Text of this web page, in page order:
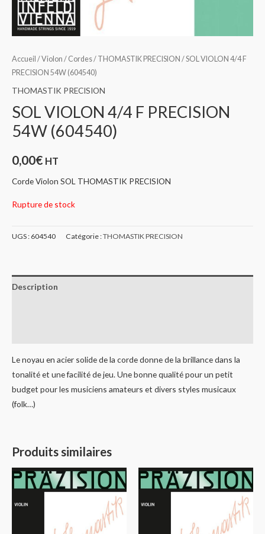
Accueil /Violon / Cordes/ THOMASTIK PRECISION / SOL VIOLON 4/4 F
PRECISION 54W (604540)
THOMASTIK PRECISION
SOL VIOLON 4/4 F PRECISION
54W (604540)
0,00€ HT
Corde Violon SOL THOMASTIK PRECISION
Rupture de stock
UGS : 604540 Catégorie :THOMASTIK PRECISION
Description
Le noyau en acier solide de la corde donne de la brillance dans la
tonalité et une facilité de jeu. Une bonne qualité pour un petit
budget pour les musiciens amateurs et divers styles musicaux
(folk…)
Produits similaires